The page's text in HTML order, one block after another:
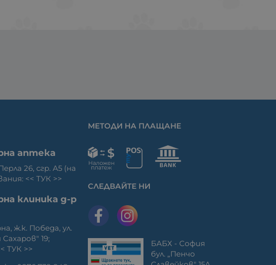
аптека
26, сгр. А5 (на
<<ТУК >>
клиника д-р
ж.к. Победа, ул.
19;
ТУК >>
МЕТОДИ НА ПЛАЩАНЕ
СЛЕДВАЙТЕ НИ
БАБХ - София
бул. „Пенчо